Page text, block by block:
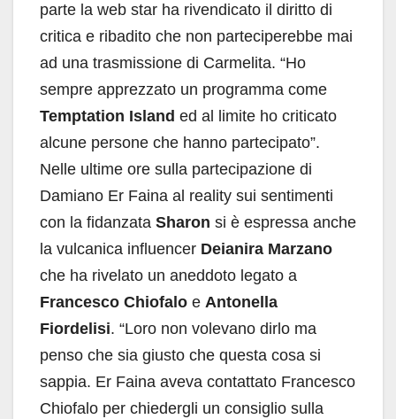
parte la web star ha rivendicato il diritto di
critica e ribadito che non parteciperebbe mai
ad una trasmissione di Carmelita. “Ho
sempre apprezzato un programma come
Temptation Island ed al limite ho criticato
alcune persone che hanno partecipato”.
Nelle ultime ore sulla partecipazione di
Damiano Er Faina al reality sui sentimenti
con la fidanzata Sharon si è espressa anche
la vulcanica influencer Deianira Marzano
che ha rivelato un aneddoto legato a
Francesco Chiofalo e Antonella
Fiordelisi. “Loro non volevano dirlo ma
penso che sia giusto che questa cosa si
sappia. Er Faina aveva contattato Francesco
Chiofalo per chiedergli un consiglio sulla